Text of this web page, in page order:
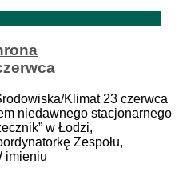
Klimat 23 czerwca
niedawnego stacjonarnego
w Łodzi,
Zespołu,
imieniu